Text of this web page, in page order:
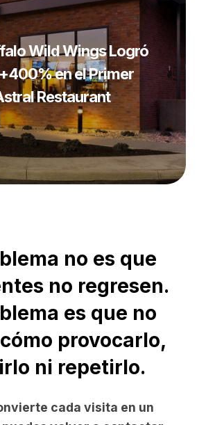
Wild Wings Logró
en el Primer
Restaurant
no es que
no regresen.
es que no
provocarlo,
ni repetirlo.
cada visita en un